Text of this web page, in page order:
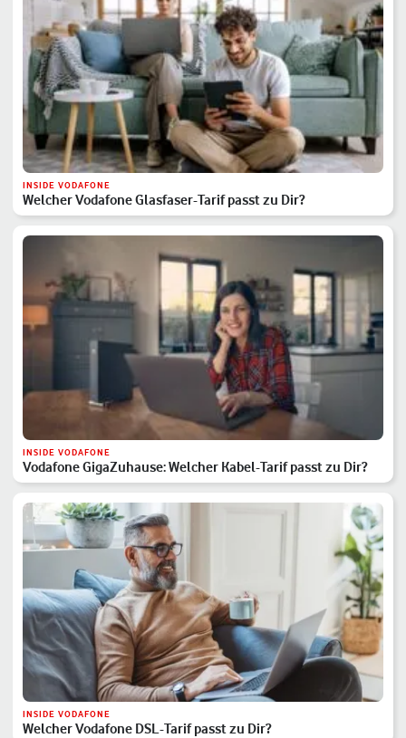
INSIDE VODAFONE
Welcher Vodafone Glasfaser-Tarif passt zu Dir?
INSIDE VODAFONE
Vodafone GigaZuhause: Welcher Kabel-Tarif passt zu Dir?
INSIDE VODAFONE
Welcher Vodafone DSL-Tarif passt zu Dir?